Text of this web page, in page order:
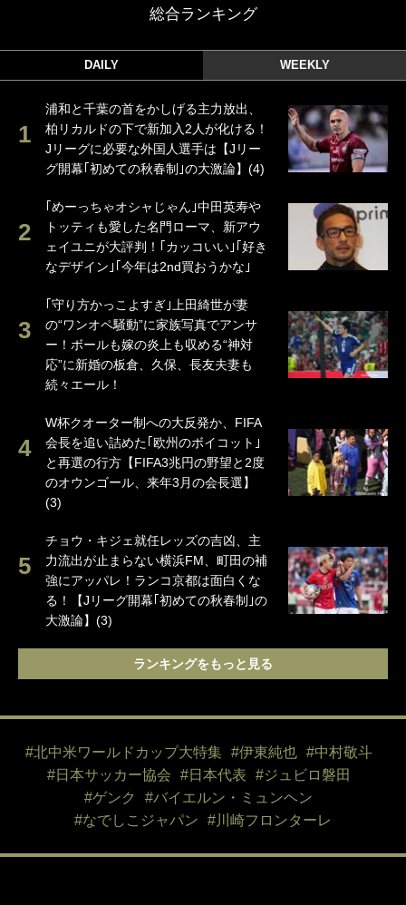
総合ランキング
DAILY WEEKLY
浦和と千葉の首をかしげる主力放出、
柏リカルドの下で新加入2人が化ける！
Jリーグに必要な外国人選手は【Jリー
グ開幕｢初めての秋春制｣の大激論】(4)
｢めーっちゃオシャじゃん｣中田英寿や
トッティも愛した名門ローマ、新アウ
ェイユニが大評判！｢カッコいい｣｢好き
なデザイン｣｢今年は2nd買おうかな｣
｢守り方かっこよすぎ｣上田綺世が妻
の“ワンオペ騒動”に家族写真でアンサ
ー！ボールも嫁の炎上も収める“神対
応”に新婚の板倉、久保、長友夫妻も
続々エール！
W杯クオーター制への大反発か、FIFA
会長を追い詰めた｢欧州のボイコット｣
と再選の行方【FIFA3兆円の野望と2度
のオウンゴール、来年3月の会長選】
(3)
チョウ・キジェ就任レッズの吉凶、主
力流出が止まらない横浜FM、町田の補
強にアッパレ！ランコ京都は面白くな
る！【Jリーグ開幕｢初めての秋春制｣の
大激論】(3)
ランキングをもっと見る
#北中米ワールドカップ大特集 #伊東純也
#中村敬斗
#日本サッカー協会
#日本代表
#ジュビロ磐田
#ゲンク
#バイエルン・ミュンヘン
#なでしこジャパン
#川崎フロンターレ